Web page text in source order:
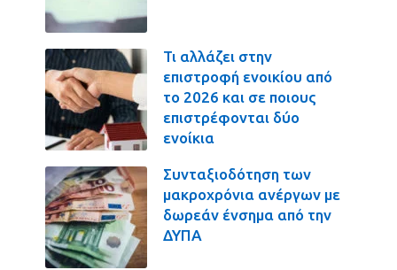
Τι αλλάζει στην
επιστροφή ενοικίου από
το 2026 και σε ποιους
επιστρέφονται δύο
ενοίκια
Συνταξιοδότηση των
μακροχρόνια ανέργων με
δωρεάν ένσημα από την
ΔΥΠΑ